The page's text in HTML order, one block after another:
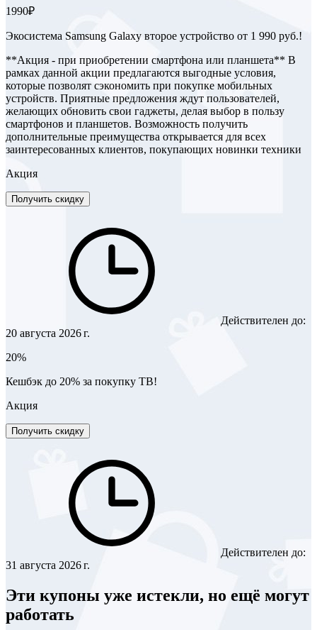
1990₽
Экосистема Samsung Galaxy второе устройство от 1 990 руб.!
**Акция - при приобретении смартфона или планшета** В
рамках данной акции предлагаются выгодные условия,
которые позволят сэкономить при покупке мобильных
устройств. Приятные предложения ждут пользователей,
желающих обновить свои гаджеты, делая выбор в пользу
смартфонов и планшетов. Возможность получить
дополнительные преимущества открывается для всех
заинтересованных клиентов, покупающих новинки техники
Акция
Получить скидку
Действителен до:
20 августа 2026 г.
20%
Кешбэк до 20% за покупку ТВ!
Акция
Получить скидку
Действителен до:
31 августа 2026 г.
Эти купоны уже истекли, но ещё могут
работать